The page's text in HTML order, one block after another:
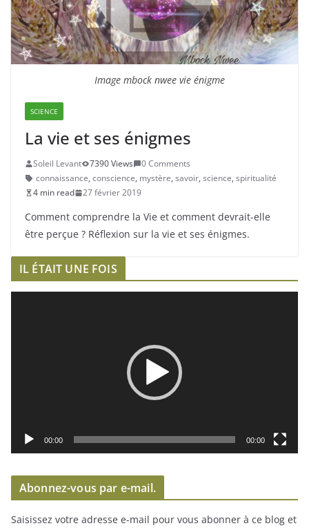
Image mbock nwee vie énigme
SCIENCE
La vie et ses énigmes
Soleil Levant 7390 Views
0 Comments
connaissance, conscience, mystère, savoir, science, spiritualité
4 min read
27 février 2019
Comment comprendre la Vie et comment devrait-elle
être perçue ? Réflexion sur la vie et ses énigmes.
IL ÉTAIT UNE FOIS
d
é
00:00 00:00
Abonnez-vous par e-mail.
Saisissez votre adresse e-mail pour vous abonner à ce blog et